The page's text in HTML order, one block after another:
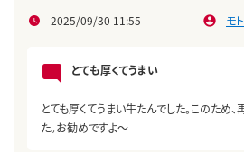
2025/09/30 11:55 モト
とても厚くてうまい
とても厚くてうまい牛たんでした。このため
た。お勧めですよ～